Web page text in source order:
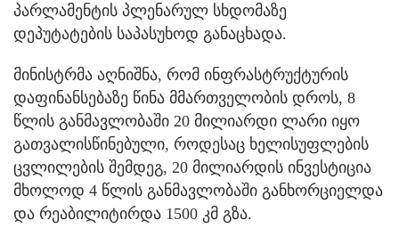
პარლამენტის პლენარულ სხდომაზე
დეპუტატების საპასუხოდ განაცხადა.
მინისტრმა აღნიშნა, რომ ინფრასტრუქტურის
დაფინანსებაზე წინა მმართველობის დროს, 8
წლის განმავლობაში 20 მილიარდი ლარი იყო
გათვალისწინებული, როდესაც ხელისუფლების
ცვლილების შემდეგ, 20 მილიარდის ინვესტიცია
მხოლოდ 4 წლის განმავლობაში განხორციელდა
და რეაბილიტირდა 1500 კმ გზა.